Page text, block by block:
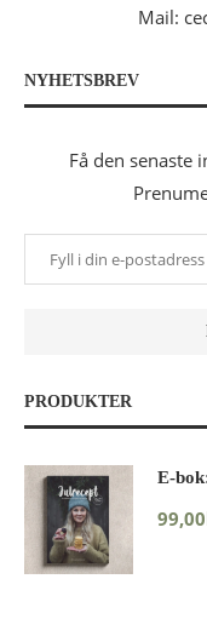
Mail:
NYHETSBREV
Få den
PRODUKTER
E-
99,00